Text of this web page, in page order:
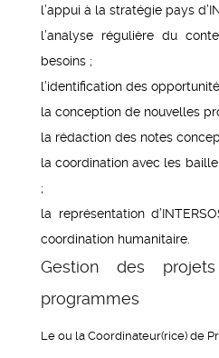
l’appui à la stratégie pays
l’analyse régulière du
besoins ;
l’identification des
la conception de nouvelles
la rédaction des notes
la coordination avec les
;
la représentation
coordination humanitaire.
Gestion des
programmes
Le ou la Coordinateur(rice) de